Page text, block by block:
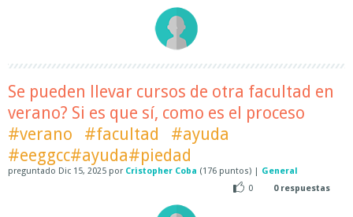
Se pueden llevar cursos de otra facultad en
verano? Si es que sí, como es el proceso
#verano
#facultad
#ayuda
#eeggcc#ayuda#piedad
preguntado Dic 15, 2025 por Cristopher Coba (176 puntos) | General
0
0respuestas